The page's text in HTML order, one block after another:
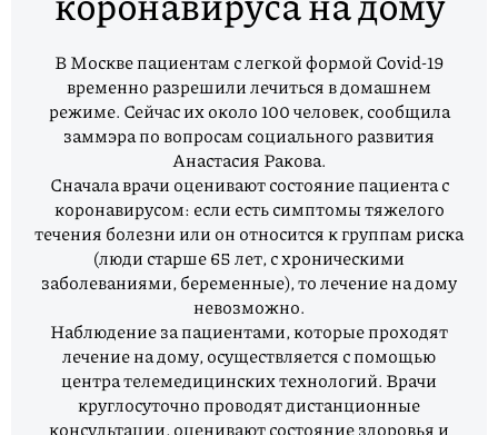
В Москве пациентам с легкой формой Covid-19
временно разрешили лечиться в домашнем
режиме. Сейчас их около 100 человек, сообщила
заммэра по вопросам социального развития
Анастасия Ракова.
Сначала врачи оценивают состояние пациента с
коронавирусом: если есть симптомы тяжелого
течения болезни или он относится к группам риска
(люди старше 65 лет, с хроническими
заболеваниями, беременные), то лечение на дому
невозможно.
Наблюдение за пациентами, которые проходят
лечение на дому, осуществляется с помощью
центра телемедицинских технологий. Врачи
круглосуточно проводят дистанционные
консультации, оценивают состояние здоровья и